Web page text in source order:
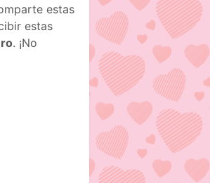
estas
estas
. ¡No